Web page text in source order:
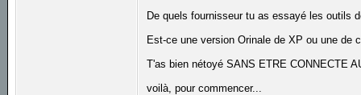
De quels fournisseur tu as essayé les outils
Est-ce une version Orinale de XP ou une
T'as bien nétoyé SANS ETRE CONNECTE
voilà, pour commencer...